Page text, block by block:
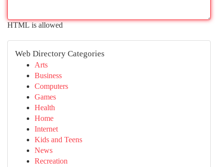
HTML is allowed
Web Directory Categories
Arts
Business
Computers
Games
Health
Home
Internet
Kids and Teens
News
Recreation